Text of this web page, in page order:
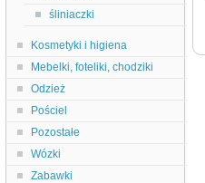
śliniaczki
Kosmetyki i higiena
Mebelki, foteliki, chodziki
Odzież
Pościel
Pozostałe
Wózki
Zabawki